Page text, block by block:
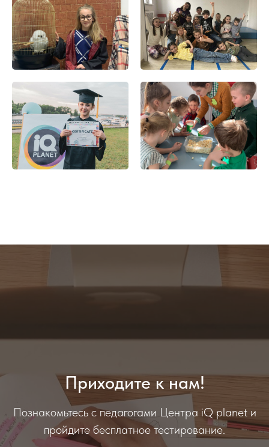
Приходите к нам!
Познакомьтесь с педагогами Центра iQ planet и
пройдите бесплатное тестирование.